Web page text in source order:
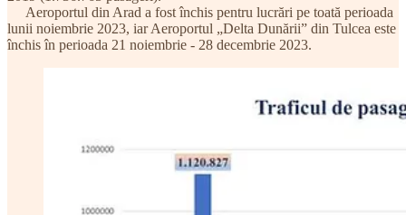
Aeroportul din Arad a fost închis pentru lucrări pe toată perioada
lunii noiembrie 2023, iar Aeroportul „Delta Dunării” din Tulcea este
închis în perioada 21 noiembrie - 28 decembrie 2023.